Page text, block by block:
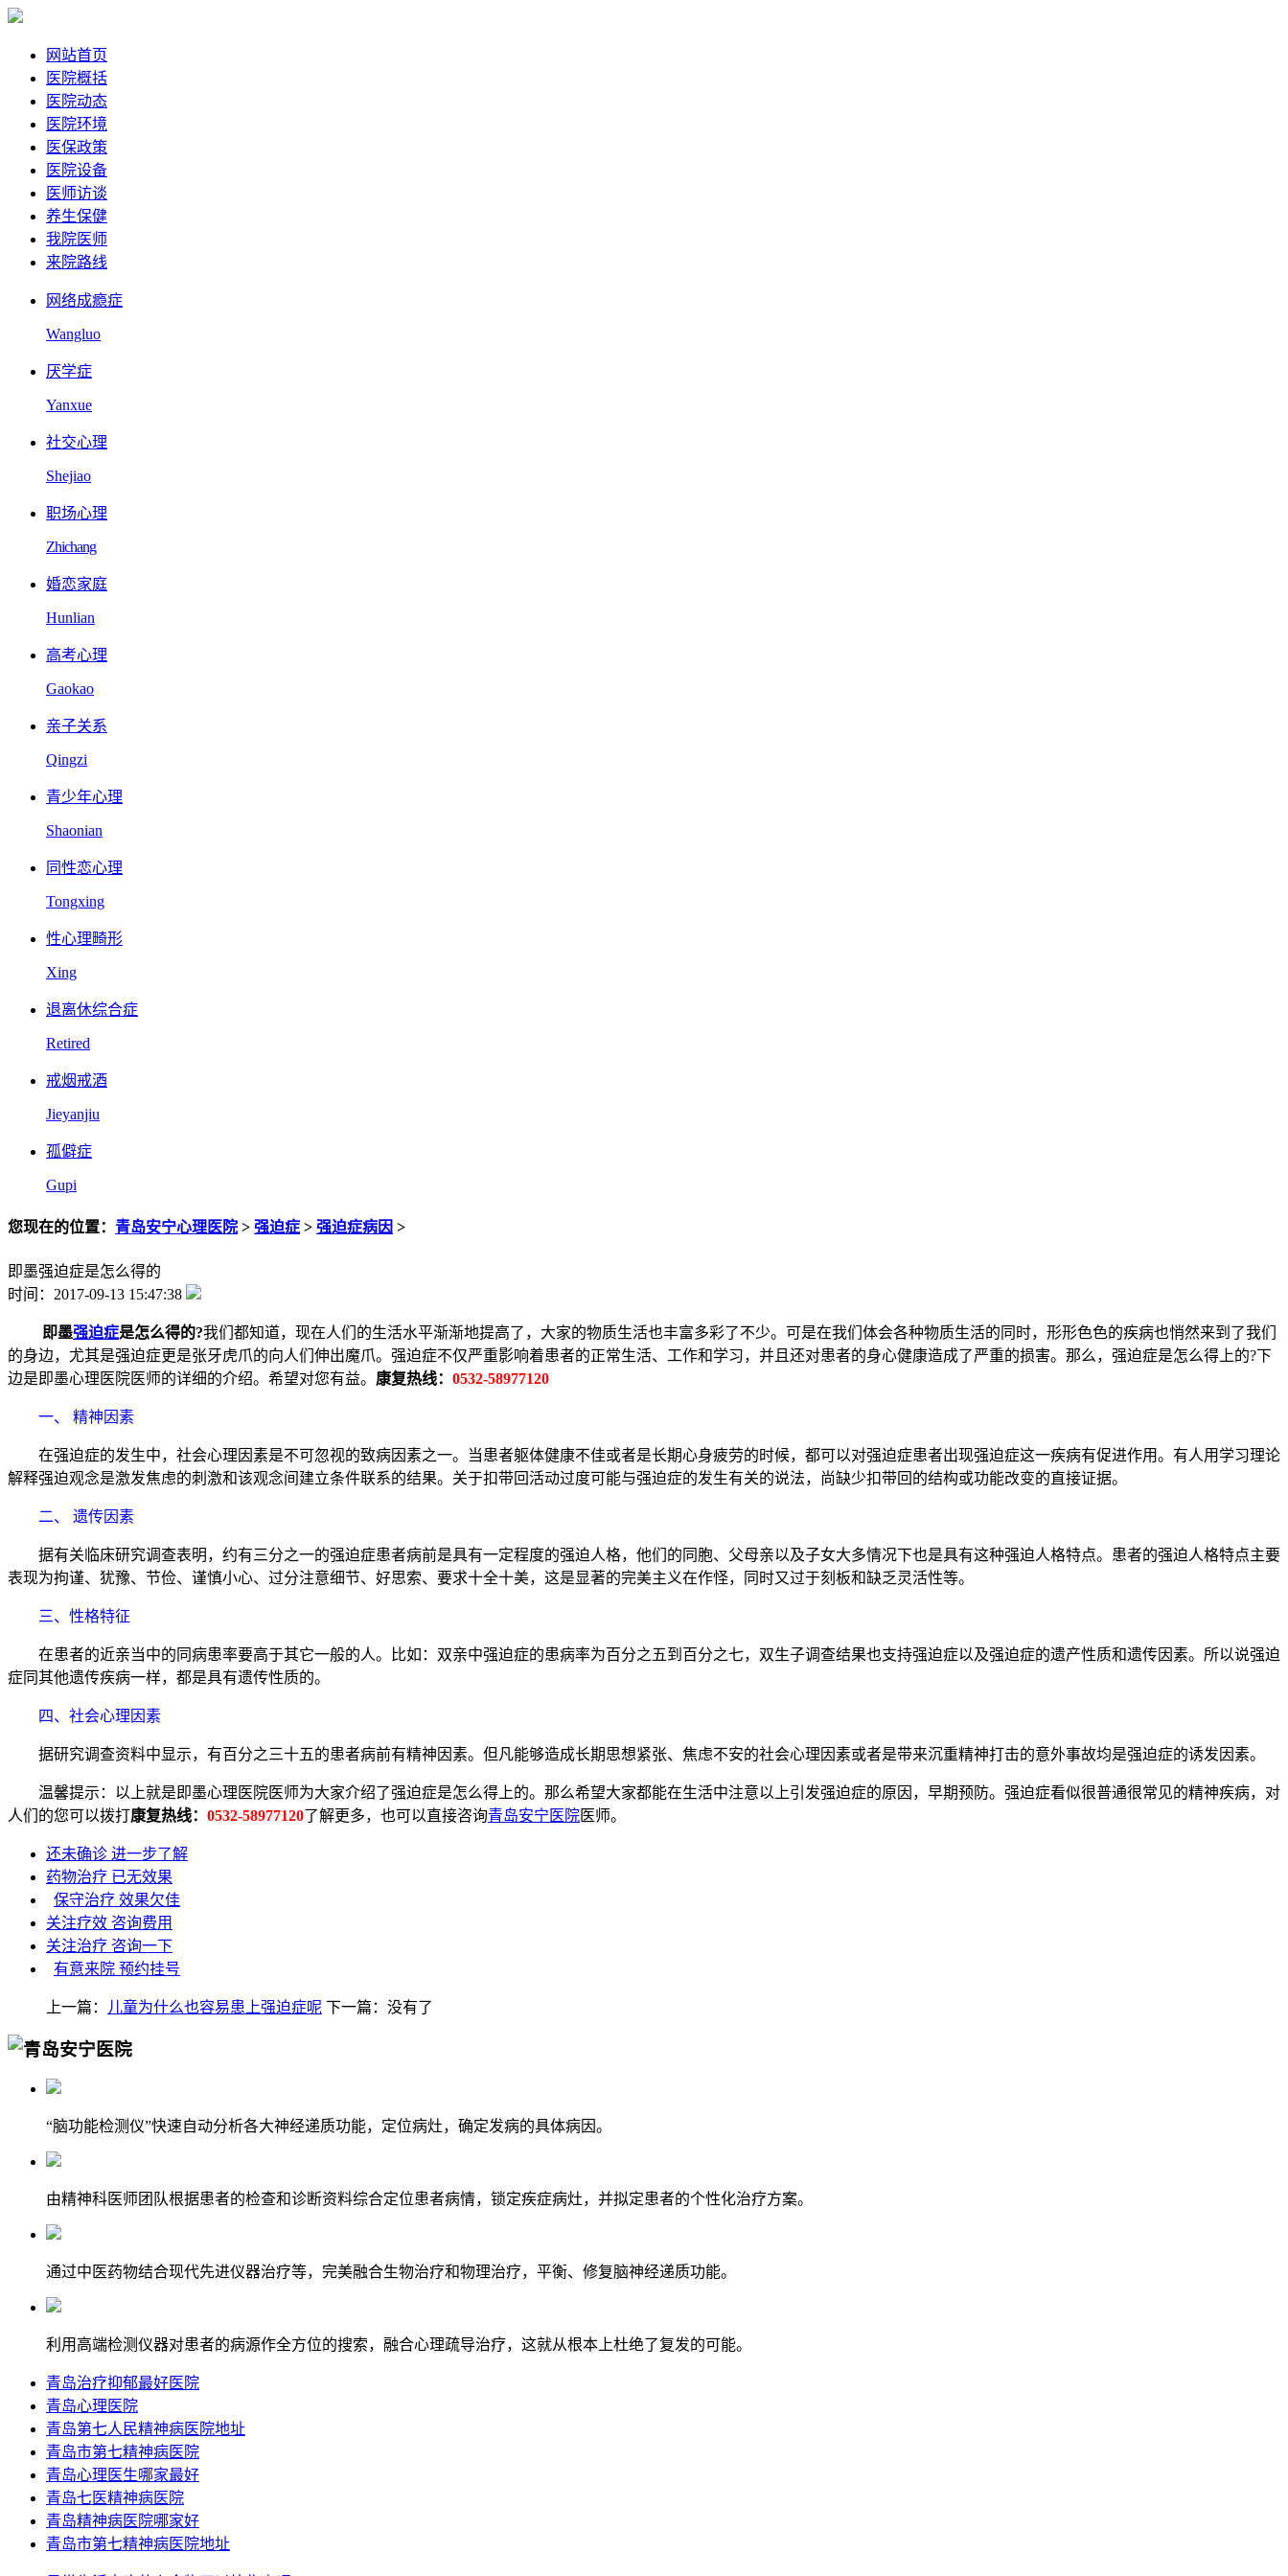
网站首页
医院概括
医院动态
医院环境
医保政策
医院设备
医师访谈
养生保健
我院医师
来院路线
网络成瘾症
Wangluo
厌学症
Yanxue
社交心理
Shejiao
职场心理
Zhichang
婚恋家庭
Hunlian
高考心理
Gaokao
亲子关系
Qingzi
青少年心理
Shaonian
同性恋心理
Tongxing
性心理畸形
Xing
退离休综合症
Retired
戒烟戒酒
Jieyanjiu
孤僻症
Gupi
您现在的位置： 青岛安宁心理医院 > 强迫症 > 强迫症病因 >
即墨强迫症是怎么得的
时间：2017-09-13 15:47:38
即墨强迫症是怎么得的?我们都知道，现在人们的生活水平渐渐地提高了，大家的物质生活也丰富多彩了不少。可是在我们体会各种物质生活的同时，形形色色的疾病也悄然来到了我们
的身边，尤其是强迫症更是张牙虎爪的向人们伸出魔爪。强迫症不仅严重影响着患者的正常生活、工作和学习，并且还对患者的身心健康造成了严重的损害。那么，强迫症是怎么得上的?下
边是即墨心理医院医师的详细的介绍。希望对您有益。 康复热线： 0532-58977120
一、 精神因素
在强迫症的发生中，社会心理因素是不可忽视的致病因素之一。当患者躯体健康不佳或者是长期心身疲劳的时候，都可以对强迫症患者出现强迫症这一疾病有促进作用。有人用学习理论
解释强迫观念是激发焦虑的刺激和该观念间建立条件联系的结果。关于扣带回活动过度可能与强迫症的发生有关的说法，尚缺少扣带回的结构或功能改变的直接证据。
二、 遗传因素
据有关临床研究调查表明，约有三分之一的强迫症患者病前是具有一定程度的强迫人格，他们的同胞、父母亲以及子女大多情况下也是具有这种强迫人格特点。患者的强迫人格特点主要
表现为拘谨、犹豫、节俭、谨慎小心、过分注意细节、好思索、要求十全十美，这是显著的完美主义在作怪，同时又过于刻板和缺乏灵活性等。
三、性格特征
在患者的近亲当中的同病患率要高于其它一般的人。比如：双亲中强迫症的患病率为百分之五到百分之七，双生子调查结果也支持强迫症以及强迫症的遗产性质和遗传因素。所以说强迫
症同其他遗传疾病一样，都是具有遗传性质的。
四、社会心理因素
据研究调查资料中显示，有百分之三十五的患者病前有精神因素。但凡能够造成长期思想紧张、焦虑不安的社会心理因素或者是带来沉重精神打击的意外事故均是强迫症的诱发因素。
温馨提示：以上就是即墨心理医院医师为大家介绍了强迫症是怎么得上的。那么希望大家都能在生活中注意以上引发强迫症的原因，早期预防。强迫症看似很普通很常见的精神疾病，对
人们的您可以拨打康复热线： 0532-58977120了解更多，也可以直接咨询青岛安宁医院医师。
还未确诊 进一步了解
药物治疗 已无效果
保守治疗 效果欠佳
关注疗效 咨询费用
关注治疗 咨询一下
有意来院 预约挂号
上一篇： 儿童为什么也容易患上强迫症呢 下一篇：没有了
“脑功能检测仪”快速自动分析各大神经递质功能，定位病灶，确定发病的具体病因。
由精神科医师团队根据患者的检查和诊断资料综合定位患者病情，锁定疾症病灶，并拟定患者的个性化治疗方案。
通过中医药物结合现代先进仪器治疗等，完美融合生物治疗和物理治疗，平衡、修复脑神经递质功能。
利用高端检测仪器对患者的病源作全方位的搜索，融合心理疏导治疗，这就从根本上杜绝了复发的可能。
青岛治疗抑郁最好医院
青岛心理医院
青岛第七人民精神病医院地址
青岛市第七精神病医院
青岛心理医生哪家最好
青岛七医精神病医院
青岛精神病医院哪家好
青岛市第七精神病医院地址